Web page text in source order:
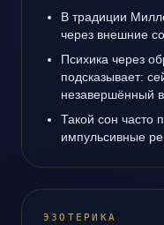
В традиции
через внешние
Психика через
подсказывает:
незавершённый
Такой сон часто
импульсивные
ЭЗОТЕРИКА